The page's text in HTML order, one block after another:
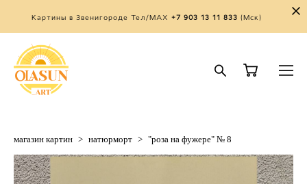
Картины в Звенигороде Тел/MAX +7 903 13 11 833 (Мск)
магазин картин > натюрморт > "роза на фужере" № 8